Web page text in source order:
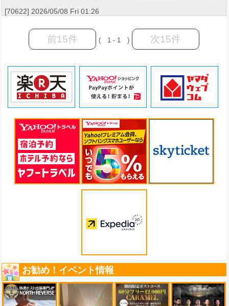
[70622] 2026/05/08 Fri 01:26
前15件 ( 1 - 1 ) 次15件
お勧め！イベント情報